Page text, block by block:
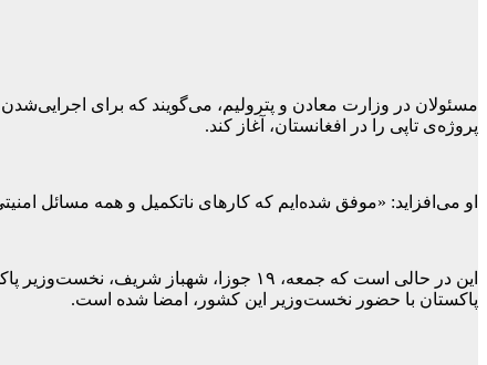
مسئولان در وزارت معادن و پترولیم، می‌گویند که برای
پروژه‌ی تاپی را در افغانستان، آغاز کند.
او می‌افزاید: «موفق شده‌ایم که کارهای ناتکمیل و همه مسائل
این در حالی است که جمعه، ۱۹ جوزا،
پاکستان با حضور نخست‌وزیر این کشور، امضا شده است.